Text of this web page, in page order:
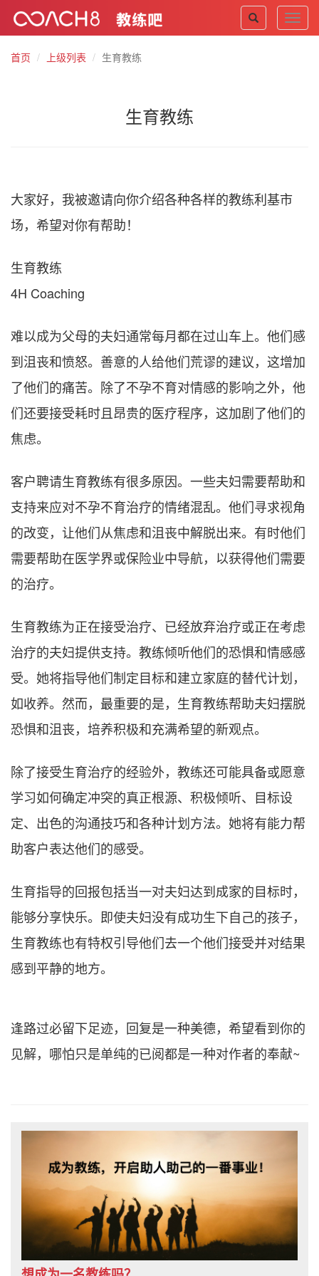
首页
上级列表 生育教练
生育教练
大家好，我被邀请向你介绍各种各样的教练利基市
场，希望对你有帮助！
生育教练
4H Coaching
难以成为父母的夫妇通常每月都在过山车上。他们感
到沮丧和愤怒。善意的人给他们荒谬的建议，这增加
了他们的痛苦。除了不孕不育对情感的影响之外，他
们还要接受耗时且昂贵的医疗程序，这加剧了他们的
焦虑。
客户聘请生育教练有很多原因。一些夫妇需要帮助和
支持来应对不孕不育治疗的情绪混乱。他们寻求视角
的改变，让他们从焦虑和沮丧中解脱出来。有时他们
需要帮助在医学界或保险业中导航，以获得他们需要
的治疗。
生育教练为正在接受治疗、已经放弃治疗或正在考虑
治疗的夫妇提供支持。教练倾听他们的恐惧和情感感
受。她将指导他们制定目标和建立家庭的替代计划，
如收养。然而，最重要的是，生育教练帮助夫妇摆脱
恐惧和沮丧，培养积极和充满希望的新观点。
除了接受生育治疗的经验外，教练还可能具备或愿意
学习如何确定冲突的真正根源、积极倾听、目标设
定、出色的沟通技巧和各种计划方法。她将有能力帮
助客户表达他们的感受。
生育指导的回报包括当一对夫妇达到成家的目标时，
能够分享快乐。即使夫妇没有成功生下自己的孩子，
生育教练也有特权引导他们去一个他们接受并对结果
感到平静的地方。
逢路过必留下足迹，回复是一种美德，希望看到你的
见解，哪怕只是单纯的已阅都是一种对作者的奉献~